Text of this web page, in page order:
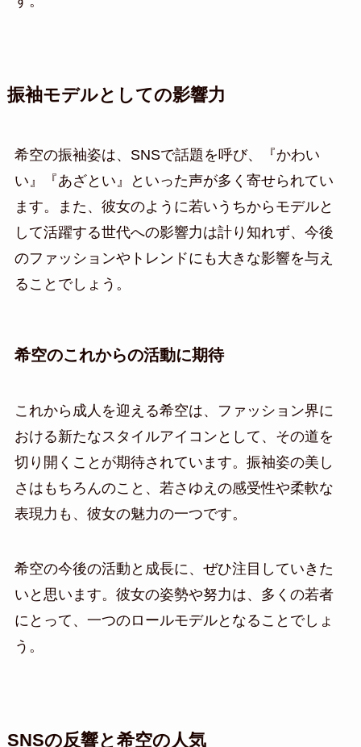
振袖モデルとしての影響力
希空の振袖姿は、SNSで話題を呼び、『かわい
い』『あざとい』といった声が多く寄せられてい
ます。また、彼女のように若いうちからモデルと
して活躍する世代への影響力は計り知れず、今後
のファッションやトレンドにも大きな影響を与え
ることでしょう。
希空のこれからの活動に期待
これから成人を迎える希空は、ファッション界に
おける新たなスタイルアイコンとして、その道を
切り開くことが期待されています。振袖姿の美し
さはもちろんのこと、若さゆえの感受性や柔軟な
表現力も、彼女の魅力の一つです。
希空の今後の活動と成長に、ぜひ注目していきた
いと思います。彼女の姿勢や努力は、多くの若者
にとって、一つのロールモデルとなることでしょ
う。
SNSの反響と希空の人気